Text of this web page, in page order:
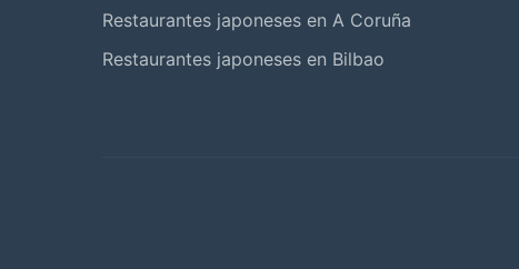
Restaurantes japoneses en A Coruña
Restaurantes japoneses en Bilbao